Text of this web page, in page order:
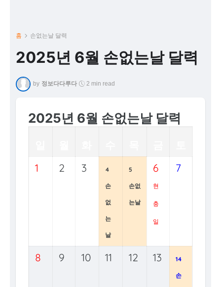
홈 손없는날 달력
2025년 6월 손없는날 달력
by 정보다다루다 2 min read
2025년 6월 손없는날 달력
1
2 3 4
손
없
는
날
5
손없
는날
6
현
충
일
7
8 9 10 11 12 13 14
손